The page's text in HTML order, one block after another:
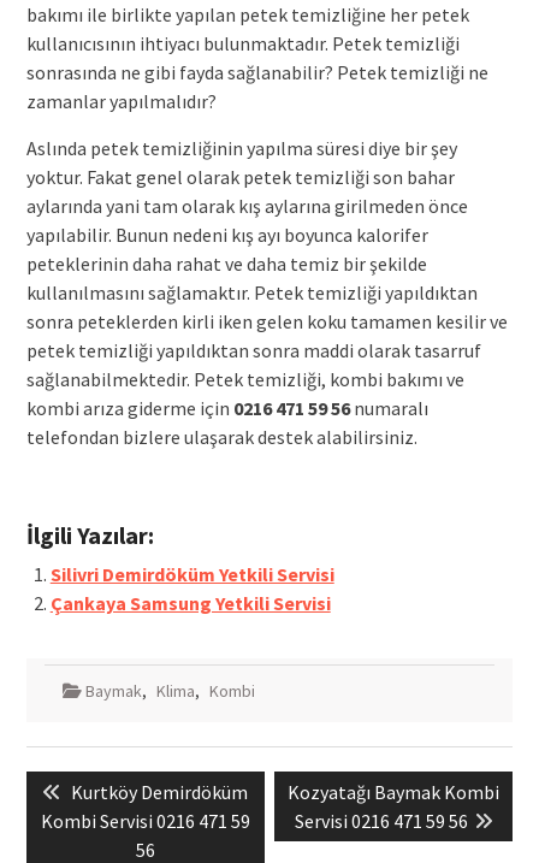
bakımı ile birlikte yapılan petek temizliğine her petek
kullanıcısının ihtiyacı bulunmaktadır. Petek temizliği
sonrasında ne gibi fayda sağlanabilir? Petek temizliği ne
zamanlar yapılmalıdır?
Aslında petek temizliğinin yapılma süresi diye bir şey
yoktur. Fakat genel olarak petek temizliği son bahar
aylarında yani tam olarak kış aylarına girilmeden önce
yapılabilir. Bunun nedeni kış ayı boyunca kalorifer
peteklerinin daha rahat ve daha temiz bir şekilde
kullanılmasını sağlamaktır. Petek temizliği yapıldıktan
sonra peteklerden kirli iken gelen koku tamamen kesilir ve
petek temizliği yapıldıktan sonra maddi olarak tasarruf
sağlanabilmektedir. Petek temizliği, kombi bakımı ve
kombi arıza giderme için 0216 471 59 56numaralı
telefondan bizlere ulaşarak destek alabilirsiniz.
İlgili Yazılar:
Silivri Demirdöküm Yetkili Servisi
Çankaya Samsung Yetkili Servisi
Baymak, Klima, Kombi
gezinmesi
Previous
post:
Kurtköy Demirdöküm
Kombi Servisi 0216 471 59
56
Next
post:
Kozyatağı Baymak Kombi
Servisi 0216 471 59 56